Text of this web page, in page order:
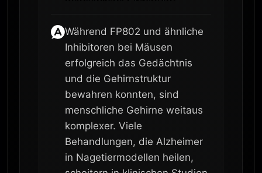
Während FP802 und ähnliche
Inhibitoren bei Mäusen
erfolgreich das Gedächtnis
und die Gehirnstruktur
bewahren konnten, sind
menschliche Gehirne weitaus
komplexer. Viele
Behandlungen, die Alzheimer
in Nagetiermodellen heilen,